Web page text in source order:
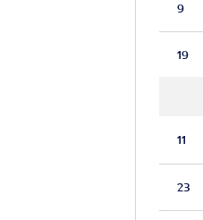
9
19
11
23